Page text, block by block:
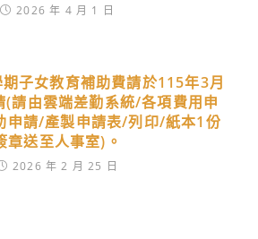
2026 年 4 月 1 日
子女教育補助費請於115年3月
(請由雲端差勤系統/各項費用申
申請/產製申請表/列印/紙本1份
章送至人事室)。
2026 年 2 月 25 日